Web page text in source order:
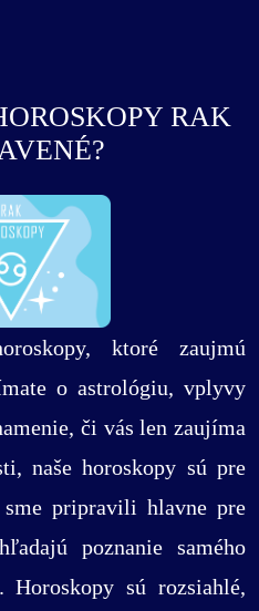
RAK
ktoré zaujmú
o astrológiu, vplyvy
či vás len zaujíma
naše horoskopy sú pre
sme pripravili hlavne pre
poznanie samého
Horoskopy sú rozsiahlé,